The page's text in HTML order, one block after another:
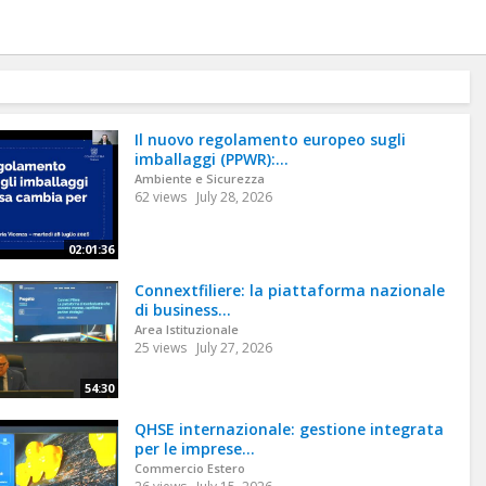
02:01:36
Il nuovo regolamento europeo sugli
imballaggi (PPWR):...
Ambiente e Sicurezza
62 views July 28, 2026
54:30
Connextfiliere: la piattaforma nazionale
di business...
Area Istituzionale
25 views July 27, 2026
QHSE internazionale: gestione integrata
per le imprese...
Commercio Estero